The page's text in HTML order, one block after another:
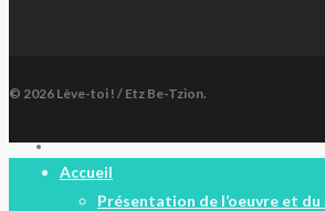
© 2026 Lève-toi ! / Etz Be-Tzion.
facebook
Close
Menu
Accueil
Présentation de l’oeuvre et